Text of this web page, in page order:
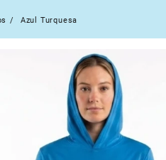
Azul Turquesa